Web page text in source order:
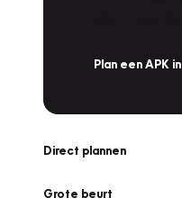
Plan een APK in
Direct plannen
Grote beurt